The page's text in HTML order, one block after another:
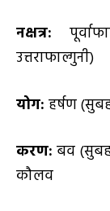
नक्षत्र:
उत्तराफाल्गुनी)
योग: हर्षण
करण: बव
कौलव